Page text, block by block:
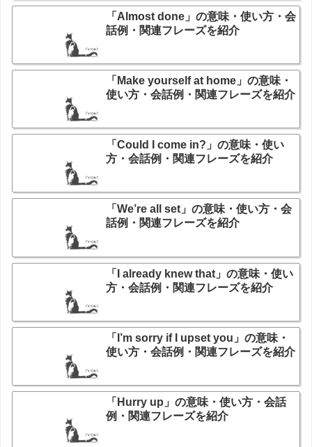
「Almost done」の意味・使い方・会
話例・関連フレーズを紹介
「Make yourself at home」の意味・
使い方・会話例・関連フレーズを紹介
「Could I come in?」の意味・使い
方・会話例・関連フレーズを紹介
「We’re all set」の意味・使い方・会
話例・関連フレーズを紹介
「I already knew that」の意味・使い
方・会話例・関連フレーズを紹介
「I’m sorry if I upset you」の意味・
使い方・会話例・関連フレーズを紹介
「Hurry up」の意味・使い方・会話
例・関連フレーズを紹介